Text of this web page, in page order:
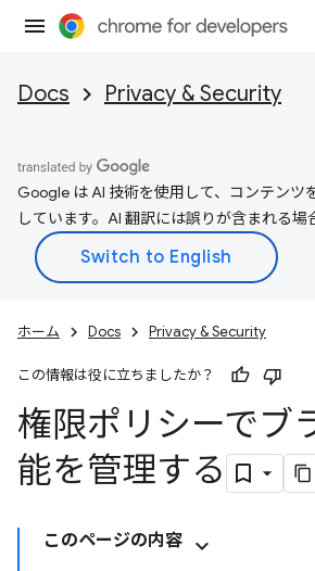
Docs Privacy & Security
Google は AI 技術を使用して、コンテンツ
しています。AI 翻訳には誤りが含まれる場
ホーム Docs Privacy & Security
この情報は役に立ちましたか？
権限ポリシーでブ
能を管理する
このページの内容